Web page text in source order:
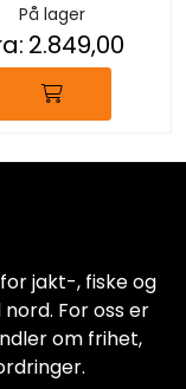
På lager
2.849,00
jakt-, fiske og
For oss er
om frihet,